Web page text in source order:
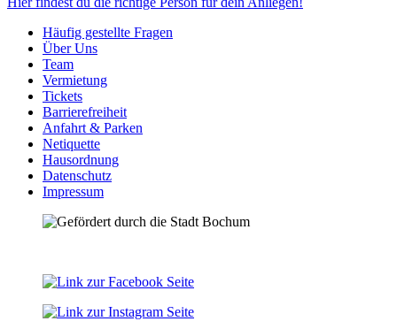
Häufig gestellte Fragen
Über Uns
Team
Vermietung
Tickets
Barrierefreiheit
Anfahrt & Parken
Netiquette
Hausordnung
Datenschutz
Impressum